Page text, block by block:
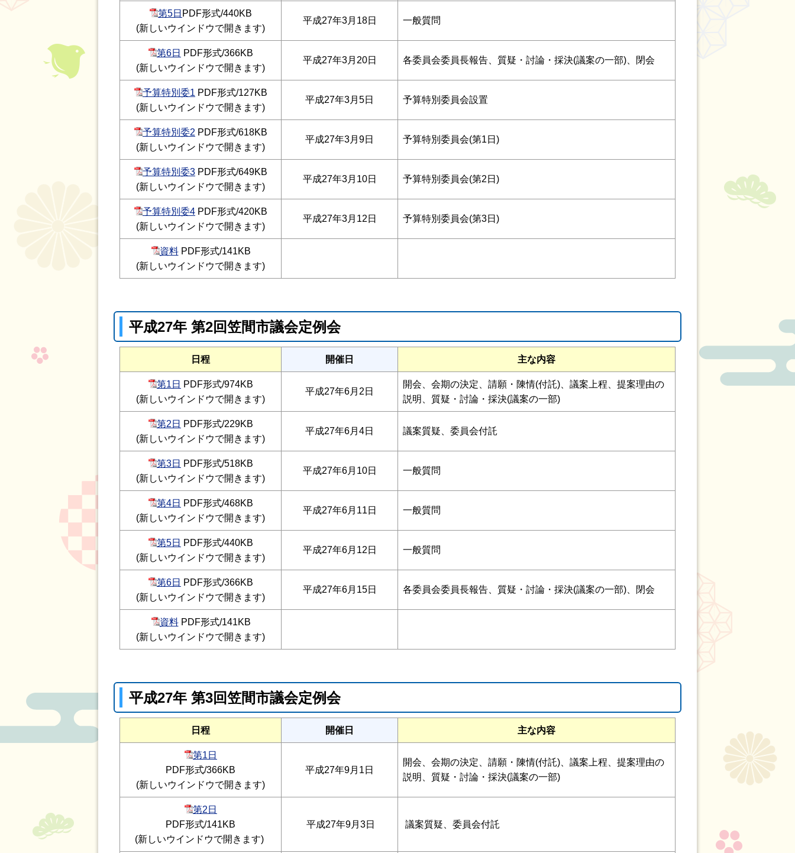
第5日 PDF形式/440KB
(新しいウインドウで開きます)
平成27年3月18日 一般質問
第6日 PDF形式/366KB
(新しいウインドウで開きます)
平成27年3月20日 各委員会委員長報告、質疑・討論・採決(議案の一部)、閉会
予算特別委1 PDF形式/127KB
(新しいウインドウで開きます)
平成27年3月5日 予算特別委員会設置
予算特別委2 PDF形式/618KB
(新しいウインドウで開きます)
平成27年3月9日 予算特別委員会(第1日)
予算特別委3 PDF形式/649KB
(新しいウインドウで開きます)
平成27年3月10日 予算特別委員会(第2日)
予算特別委4 PDF形式/420KB
(新しいウインドウで開きます)
平成27年3月12日 予算特別委員会(第3日)
資料PDF形式/141KB
(新しいウインドウで開きます)
平成27年 第2回笠間市議会定例会
日程 開催日 主な内容
第1日 PDF形式/974KB
(新しいウインドウで開きます)
平成27年6月2日
開会、会期の決定、請願・陳情(付託)、議案上程、提案理由の
説明、質疑・討論・採決(議案の一部)
第2日 PDF形式/229KB
(新しいウインドウで開きます)
平成27年6月4日 議案質疑、委員会付託
第3日 PDF形式/518KB
(新しいウインドウで開きます)
平成27年6月10日 一般質問
第4日 PDF形式/468KB
(新しいウインドウで開きます)
平成27年6月11日 一般質問
第5日 PDF形式/440KB
(新しいウインドウで開きます)
平成27年6月12日 一般質問
第6日 PDF形式/366KB
(新しいウインドウで開きます)
平成27年6月15日 各委員会委員長報告、質疑・討論・採決(議案の一部)、閉会
資料PDF形式/141KB
(新しいウインドウで開きます)
平成27年 第3回笠間市議会定例会
日程 開催日 主な内容
第1日
PDF形式/366KB
(新しいウインドウで開きます)
平成27年9月1日
開会、会期の決定、請願・陳情(付託)、議案上程、提案理由の
説明、質疑・討論・採決(議案の一部)
第2日
PDF形式/141KB
(新しいウインドウで開きます)
平成27年9月3日 議案質疑、委員会付託